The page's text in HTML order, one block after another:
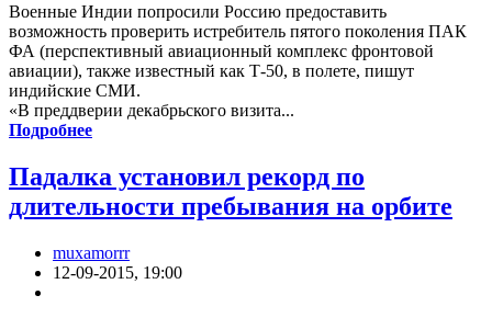
Военные Индии попросили Россию предоставить
возможность проверить истребитель пятого поколения ПАК
ФА (перспективный авиационный комплекс фронтовой
авиации), также известный как Т-50, в полете, пишут
индийские СМИ.
«В преддверии декабрьского визита...
Подробнее
Падалка установил рекорд по
длительности пребывания на орбите
muxamorrr
12-09-2015, 19:00